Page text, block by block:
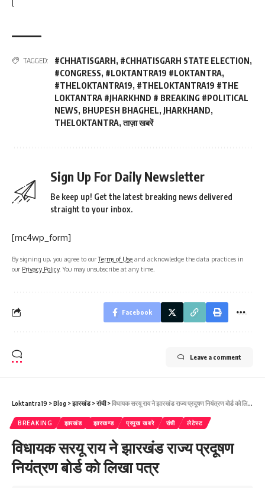
TAGGED: #CHHATISGARH, #CHHATISGARH STATE ELECTION,
#CONGRESS, #LOKTANTRA19 #LOKTANTRA,
#THELOKTANTRA19, #THELOKTANTRA19 #THE
LOKTANTRA #JHARKHND # BREAKING #POLITICAL
NEWS, BHUPESH BHAGHEL, JHARKHAND,
THELOKTANTRA,ताज़ा खबरें
Sign Up For Daily Newsletter
Be keep up! Get the latest breaking news delivered
straight to your inbox.
[mc4wp_form]
By signing up, you agree to ourTerms of Use and acknowledge the data practices in
our Privacy Policy. You may unsubscribe at any time.
Facebook
Leave a comment
Loktantra19 >Blog >झारखंड>रांची>विधायक सरयू राय ने झारखंड राज्य प्रदूषण नियंत्रण बोर्ड को लिखा पत्र
BREAKING झारखंड झारखण्ड प्रमुख खबरे रांची लेटेस्ट
विधायक सरयू राय ने झारखंड राज्य प्रदूषण
नियंत्रण बोर्ड को लिखा पत्र